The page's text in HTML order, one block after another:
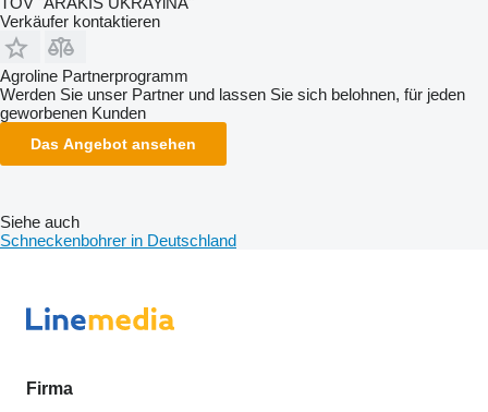
Verkäufer kontaktieren
Agroline Partnerprogramm
Werden Sie unser Partner und lassen Sie sich belohnen, für jeden
geworbenen Kunden
Das Angebot ansehen
Siehe auch
Schneckenbohrer in Deutschland
Firma